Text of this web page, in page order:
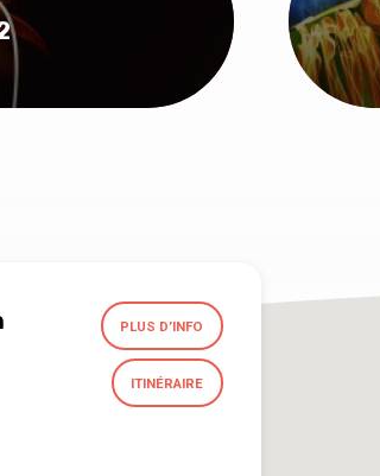
PLUS D’INFO
ITINÉRAIRE